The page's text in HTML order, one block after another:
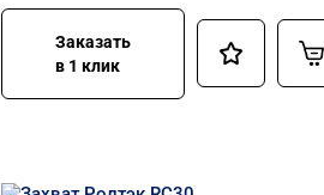
Заказать
в 1 клик